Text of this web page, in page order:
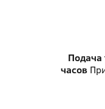
Подача
часов